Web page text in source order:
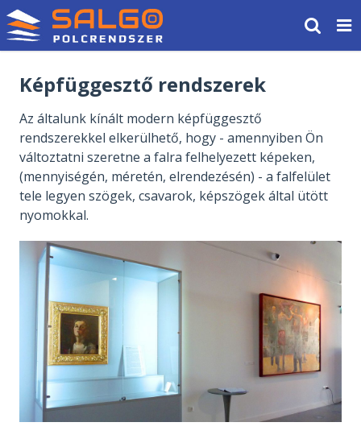
Képfüggesztő rendszerek
Az általunk kínált modern képfüggesztő
rendszerekkel elkerülhető, hogy - amennyiben Ön
változtatni szeretne a falra felhelyezett képeken,
(mennyiségén, méretén, elrendezésén) - a falfelület
tele legyen szögek, csavarok, képszögek által ütött
nyomokkal.